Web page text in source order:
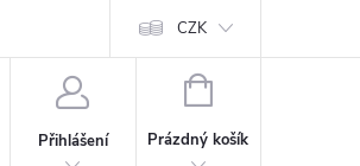
Formulář pro odstoupení od
CZK
Přihlášení
NÁKUPNÍ
Prázdný košík